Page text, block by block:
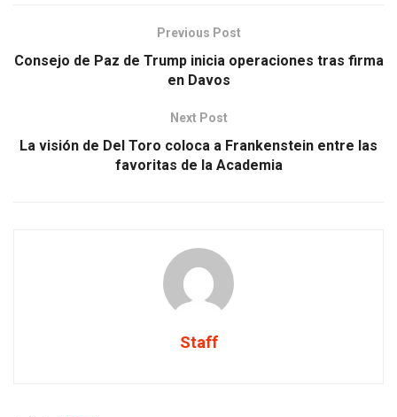
Previous Post
Consejo de Paz de Trump inicia operaciones tras firma
en Davos
Next Post
La visión de Del Toro coloca a Frankenstein entre las
favoritas de la Academia
Staff